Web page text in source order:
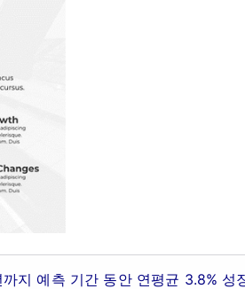
지 예측 기간 동안 연평균 3.8% 성